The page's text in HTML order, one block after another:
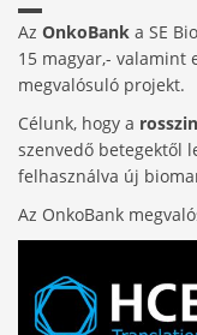
Az OnkoBank a SE
15 magyar,- valamint
megvalósuló projekt.
Célunk, hogy a
szenvedő betegektől
felhasználva új
Az OnkoBank